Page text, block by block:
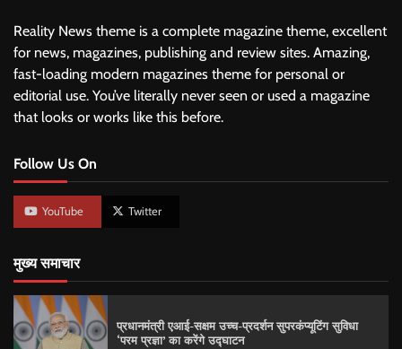
Reality News theme is a complete magazine theme, excellent
for news, magazines, publishing and review sites. Amazing,
fast-loading modern magazines theme for personal or
editorial use. You’ve literally never seen or used a magazine
that looks or works like this before.
Follow Us On
YouTube Twitter
मुख्य समाचार
प्रधानमंत्री एआई-सक्षम उच्च-प्रदर्शन सुपरकंप्यूटिंग सुविधा
‘परम प्रज्ञा’ का करेंगे उद्घाटन